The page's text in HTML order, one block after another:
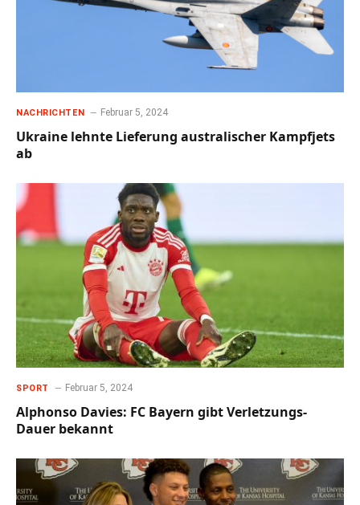
NACHRICHTEN Februar 5, 2024
Ukraine lehnte Lieferung australischer Kampfjets
ab
SPORT Februar 5, 2024
Alphonso Davies: FC Bayern gibt Verletzungs-
Dauer bekannt